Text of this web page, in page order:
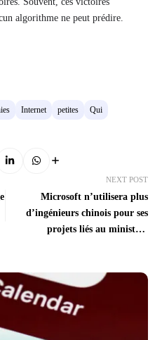
algorithme ne peut prédire.
Internet petites Qui
NEXT POST
Microsoft n’utilisera plus
d’ingénieurs chinois pour ses
projets liés au ministère